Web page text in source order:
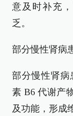
意及时补充
乏。
部分慢性肾病
部分慢性肾病
素 B6 代谢产
及功能，形成